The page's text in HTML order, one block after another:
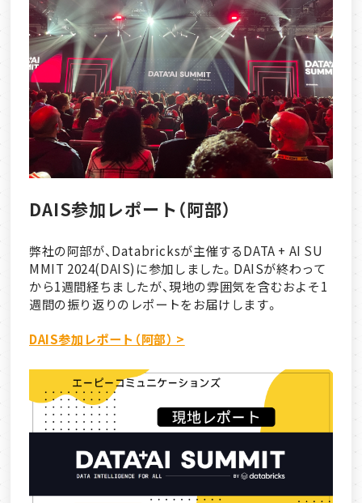
DAIS参加レポート（阿部）
弊社の阿部が、Databricksが主催するDATA + AI SU
MMIT 2024(DAIS)に参加しました。DAISが終わって
から1週間経ちましたが、現地の雰囲気を含むおよそ1
週間の振り返りのレポートをお届けします。
DAIS参加レポート（阿部） >